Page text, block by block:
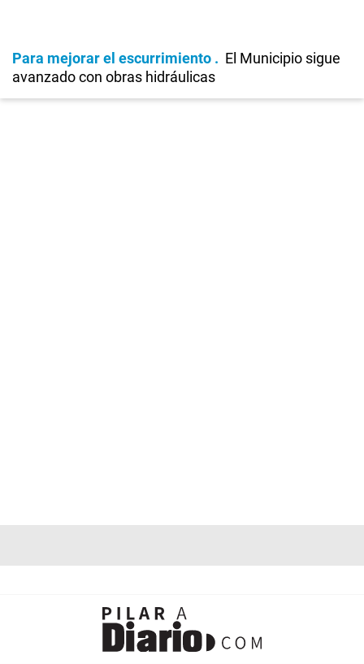
Para mejorar el escurrimiento
El Municipio sigue
avanzado con obras hidráulicas